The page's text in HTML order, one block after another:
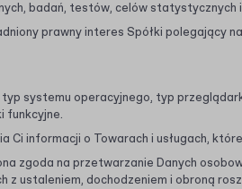
badań, testów, celów statystycznych
prawny interes Spółki polegający
typ systemu operacyjnego, typ
funkcyjne.
informacji o Towarach i usługach,
zgoda na przetwarzanie Danych
z ustaleniem, dochodzeniem i obroną